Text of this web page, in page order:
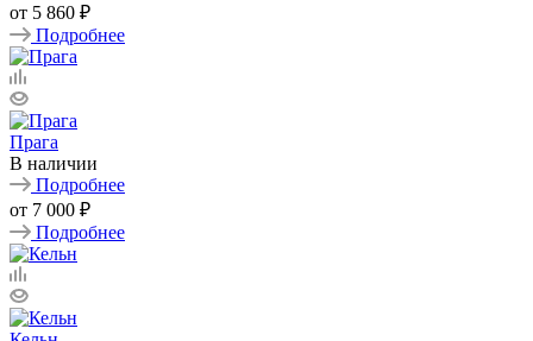
от 5 860 ₽
Подробнее
Прага
В наличии
Подробнее
от 7 000 ₽
Подробнее